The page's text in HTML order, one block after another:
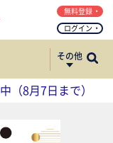
ログイン
無料登録
その他
（8月7日まで）